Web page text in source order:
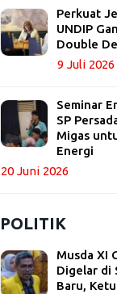
Perkuat
UNDIP
Double
9 Juli 2026
Seminar
SP
Migas
Energi
20 Juni 2026
POLITIK
Musda XI
Digelar di
Baru,